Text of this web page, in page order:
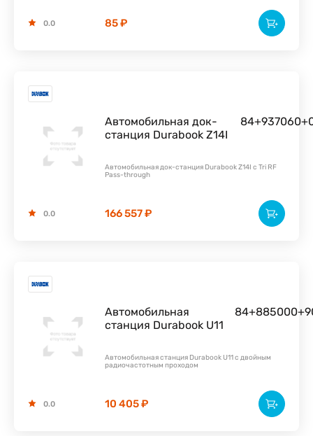
85 ₽
0.0
Автомобильная док-
станция Durabook Z14I
Автомобильная док-станция Durabook Z14I с Tri RF
Pass-through
166 557 ₽
0.0
Автомобильная
станция Durabook U11
Автомобильная станция Durabook U11 с двойным
радиочастотным проходом
10 405 ₽
0.0